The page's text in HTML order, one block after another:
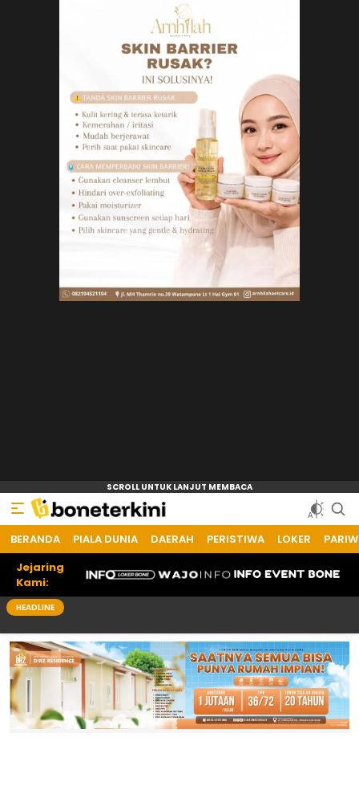
Bone Terkini
Referensi Informasi Terkini
BERANDA PIALA DUNIA DAERAH PERISTIWA LOKER
Jejaring
Kami:
HEADLINE